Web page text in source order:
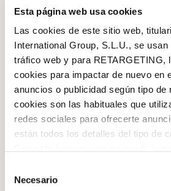
Esta página web usa cookies
Las cookies de este sitio web,
International Group, S.L.U., se usan
tráfico web y para RETARGETING,
cookies para impactar de nuevo en
anuncios o publicidad según tipo de
cookies son las habituales que
redes sociales para ofrecerte
están todos los detalles del tipo de
la web aparece cómo evitar las
Necesario
INGREDIENTS
Any fresh vegetables you want to use
leeks, peppers, onion, etc.
Tinned tomato sauce
Patty dough